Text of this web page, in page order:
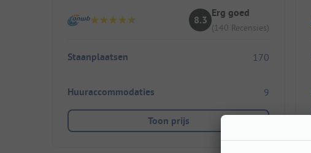
8.3
Erg goed
(140 Recensies)
Staanplaatsen 170
Huuraccommodaties 9
Toon prijs